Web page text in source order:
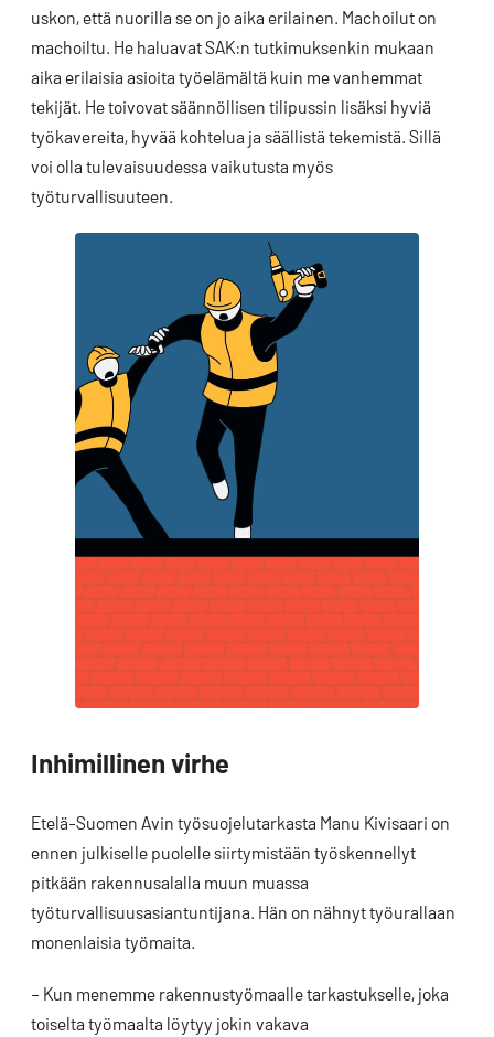
uskon, että nuorilla se on jo aika erilainen. Machoilut on
machoiltu. He haluavat SAK:n tutkimuksenkin mukaan
aika erilaisia asioita työelämältä kuin me vanhemmat
tekijät. He toivovat säännöllisen tilipussin lisäksi hyviä
työkavereita, hyvää kohtelua ja säällistä tekemistä. Sillä
voi olla tulevaisuudessa vaikutusta myös
työturvallisuuteen.
Inhimillinen virhe
Etelä-Suomen Avin työsuojelutarkasta Manu Kivisaari on
ennen julkiselle puolelle siirtymistään työskennellyt
pitkään rakennusalalla muun muassa
työturvallisuusasiantuntijana. Hän on nähnyt työurallaan
monenlaisia työmaita.
– Kun menemme rakennustyömaalle tarkastukselle, joka
toiselta työmaalta löytyy jokin vakava